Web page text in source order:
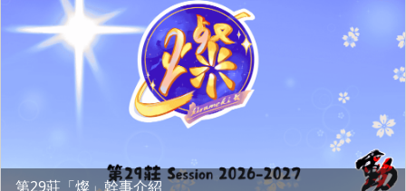
第29莊「燦」幹事介紹